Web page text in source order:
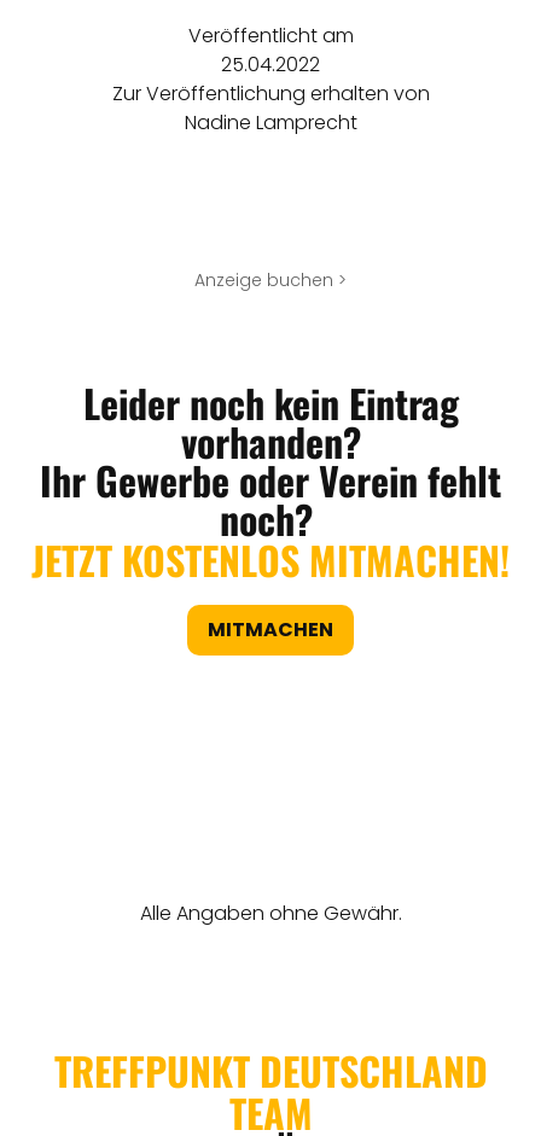
Veröffentlicht am
25.04.2022
Zur Veröffentlichung erhalten von
Nadine Lamprecht
Anzeige buchen >
Leider noch kein Eintrag
vorhanden?
Ihr Gewerbe oder Verein fehlt
noch?
JETZT KOSTENLOS MITMACHEN!
MITMACHEN